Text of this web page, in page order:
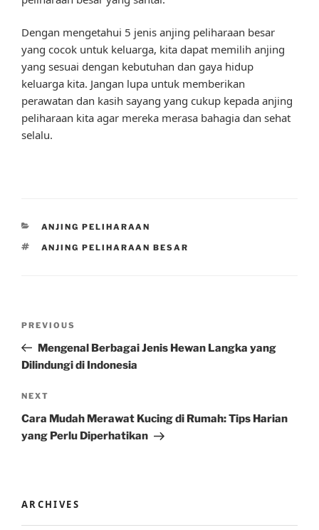
Dengan mengetahui 5 jenis anjing peliharaan besar
yang cocok untuk keluarga, kita dapat memilih anjing
yang sesuai dengan kebutuhan dan gaya hidup
keluarga kita. Jangan lupa untuk memberikan
perawatan dan kasih sayang yang cukup kepada anjing
peliharaan kita agar mereka merasa bahagia dan sehat
selalu.
CATEGORIES
ANJING PELIHARAAN
TAGS
ANJING PELIHARAAN BESAR
Previous
Post
PREVIOUS
Mengenal Berbagai Jenis Hewan Langka yang
Dilindungi di Indonesia
Next
Post
NEXT
Cara Mudah Merawat Kucing di Rumah: Tips Harian
yang Perlu Diperhatikan
ARCHIVES